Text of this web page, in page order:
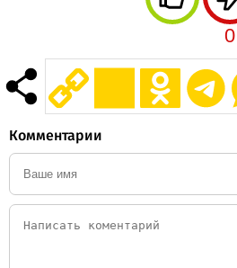
0
Комментарии